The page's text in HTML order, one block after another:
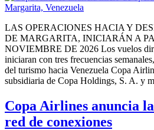
LAS OPERACIONES HACIA Y
DE MARGARITA, INICIARÁN A
NOVIEMBRE DE 2026 Los vuelos
iniciaran con tres frecuencias
del turismo hacia Venezuela Copa
subsidiaria de Copa Holdings, S. A. y
Copa Airlines anuncia
red de conexiones